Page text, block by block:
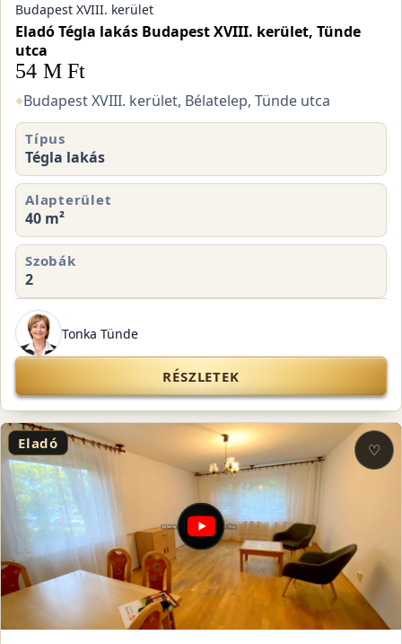
Budapest XVIII. kerület
Eladó Tégla lakás Budapest XVIII. kerület, Tünde
utca
54 M Ft
⌖Budapest XVIII. kerület, Bélatelep, Tünde utca
Típus
Tégla lakás
Alapterület
40 m²
Szobák
2
Tonka Tünde
RÉSZLETEK
Eladó ♡